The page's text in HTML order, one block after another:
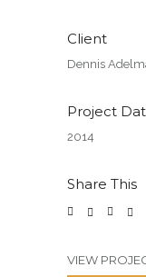
Client
Dennis
Project
2014
Share This
VIEW